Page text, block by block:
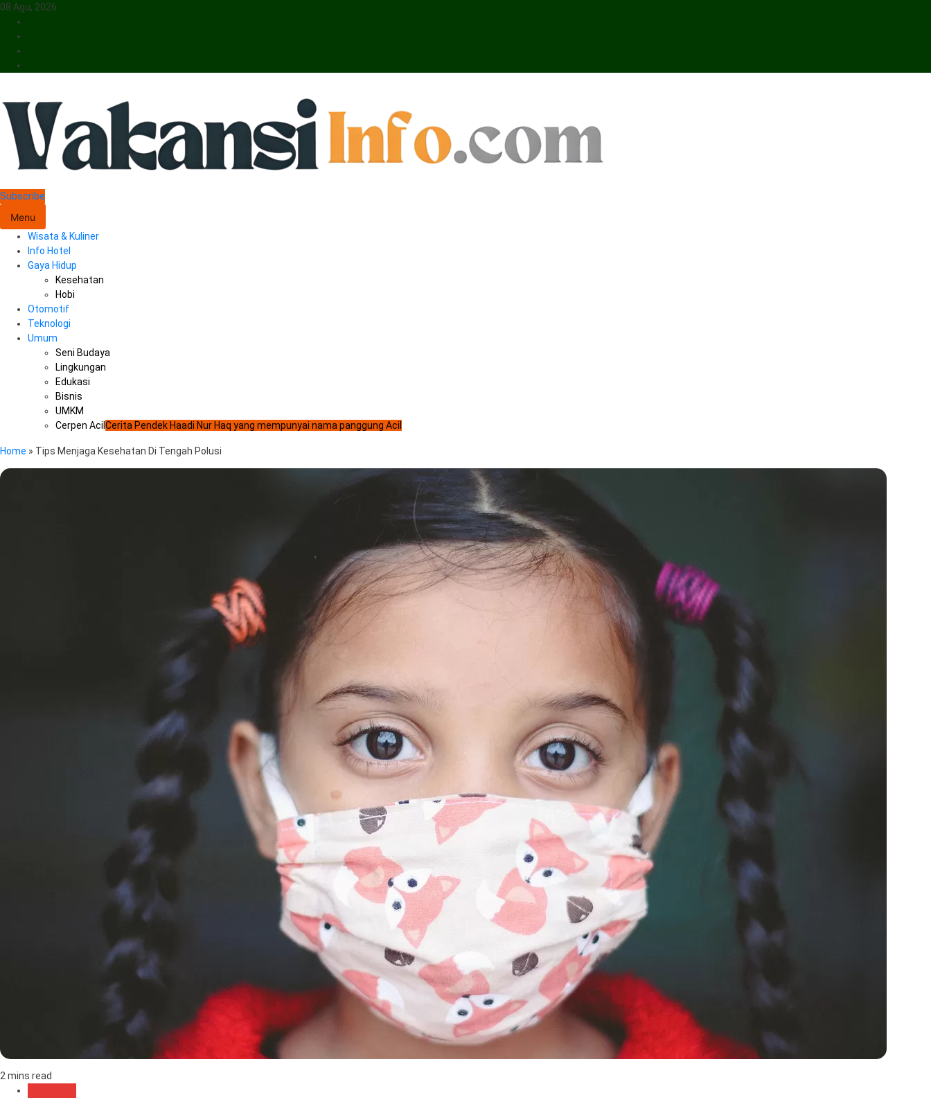
Skip
content
08 Agu, 2026
Vakansiinfo
Menyajikan Berita Serta Informasi Seputar Pariwisata Dan Hotel
Subscribe
Menu
Wisata & Kuliner
Info Hotel
Gaya Hidup
Kesehatan
Hobi
Otomotif
Teknologi
Umum
Seni Budaya
Lingkungan
Edukasi
Bisnis
UMKM
Cerpen Acil Cerita Pendek Haadi Nur Haq yang mempunyai nama panggung Acil
Home » Tips Menjaga Kesehatan Di Tengah Polusi
2 mins read